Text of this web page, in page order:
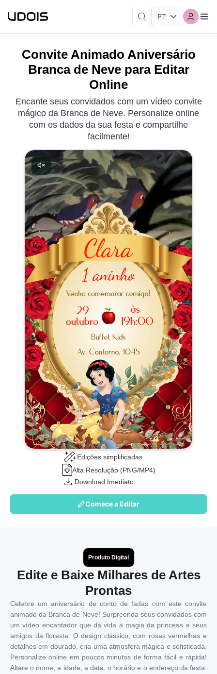
Convite Animado Aniversário
Branca de Neve para Editar
Online
Encante seus convidados com um vídeo convite
mágico da Branca de Neve. Personalize online
com os dados da sua festa e compartilhe
facilmente!
Edições simplificadas
Alta Resolução (PNG/MP4)
Download Imediato
Comece a Editar
Produto Digital
Edite e Baixe Milhares de Artes
Prontas
Celebre um aniversário de conto de fadas com este convite
animado da Branca de Neve! Surpreenda seus convidados com
um vídeo encantador que dá vida à magia da princesa e seus
amigos da floresta. O design clássico, com rosas vermelhas e
detalhes em dourado, cria uma atmosfera mágica e sofisticada.
Personalize online em poucos minutos de forma fácil e rápida!
Altere o nome, a idade, a data, o horário e o endereço da festa.